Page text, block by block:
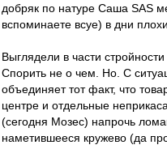
добряк по натуре Саша SAS
вспоминаете всуе) в дни
Выглядели в части
Спорить не о чем. Но. С
объединяет тот факт, что
центре и отдельные
(сегодня Мозес) напрочь
наметившееся кружево (да